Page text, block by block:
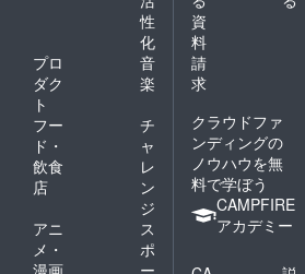
性
化
プロ
ダク
ト
音
楽
フー
ド・
飲食
店
チ
ャ
レ
ン
ジ
アニ
メ・
漫画
ス
ポ
ー
資
料
請
求
クラウドファ
ンディングの
ノウハウを無
料で学ぼう
CAMPFIRE
アカデミー